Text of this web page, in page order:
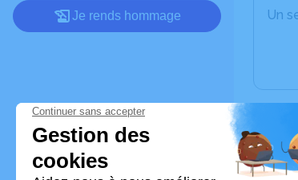
Je rends hommage Un